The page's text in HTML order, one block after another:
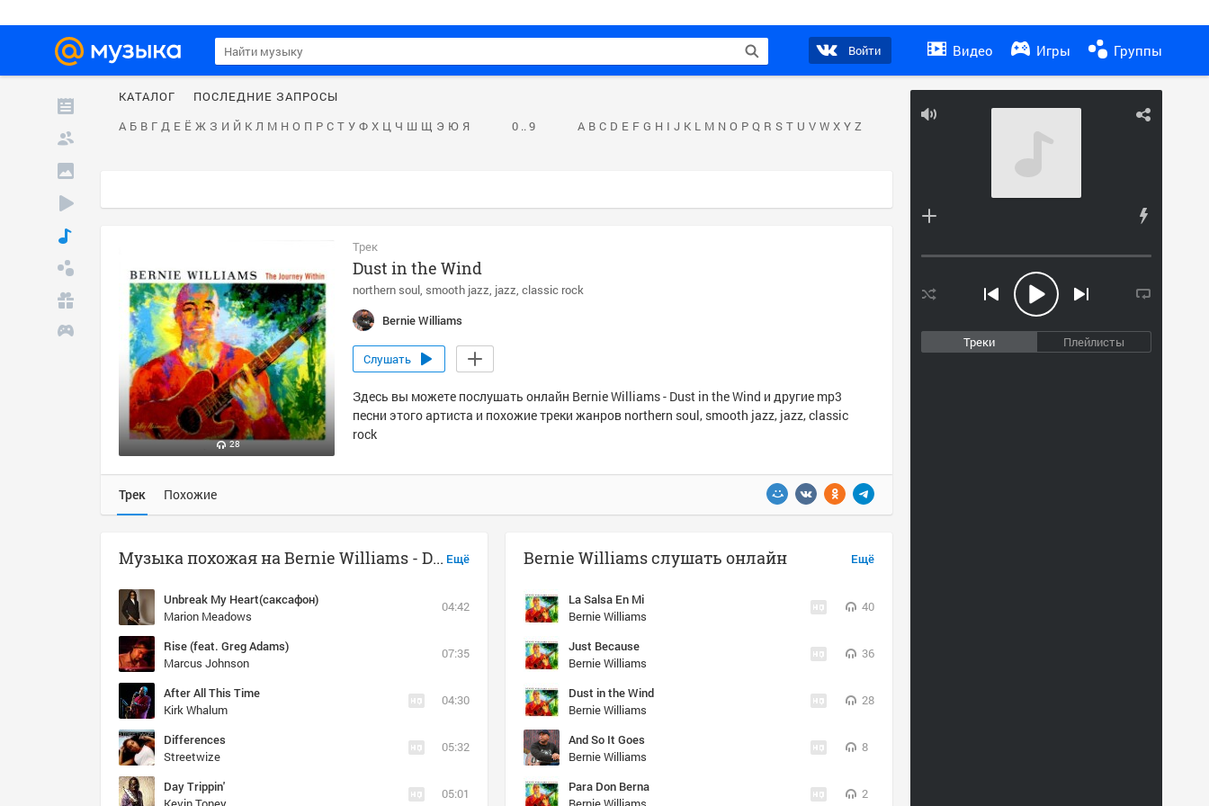
Войти Видео Игры Группы
Треки Плейлисты
КАТАЛОГ
ПОСЛЕДНИЕ ЗАПРОСЫ
А Б В Г Д Е Ё Ж З И Й К Л М Н О П Р С Т У Ф Х Ц Ч Ш Щ Э Ю Я 0 .. 9 A B C D E F G H I J K L M N O P Q R S T U V W X Y Z
28
Трек
Dust in the Wind
northern soul smooth jazz jazz classic rock
Bernie Williams
Слушать
Здесь вы можете послушать онлайн Bernie Williams - Dust in the Wind и другие mp3
песни этого артиста и похожие треки жанров northern soul, smooth jazz, jazz, classic
rock
Трек Похожие
Ещё
Музыка похожая на Bernie Williams - Dust in the Wind
Unbreak My Heart(саксафон)
Marion Meadows
04:42
Rise (feat. Greg Adams)
Marcus Johnson
07:35
After All This Time
Kirk Whalum
04:30
Differences
Streetwize
05:32
Day Trippin'
05:01
Ещё
Bernie Williams слушать онлайн
La Salsa En Mi
Bernie Williams
40
Just Because
Bernie Williams
36
Dust in the Wind
Bernie Williams
28
And So It Goes
Bernie Williams
8
Para Don Berna
2